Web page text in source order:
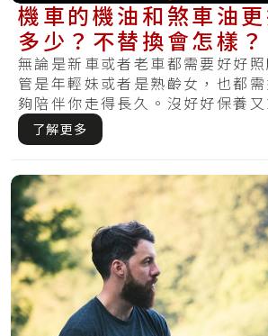
機車的機油和煞車油
多少？不替換會怎樣？
無論是新車或者老車都需要好好
管是年輕妹或者是熟齡女，也都
夠陪伴你走得長久。沒好好保養又
哪天.....
了解更多